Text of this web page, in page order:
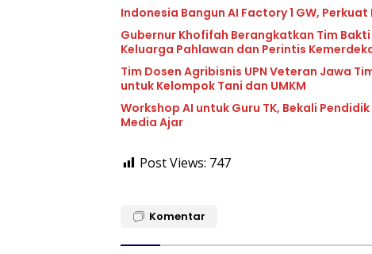
Indonesia Bangun AI Factory 1 GW,
Gubernur Khofifah Berangkatkan Tim
Keluarga Pahlawan dan Perintis
Tim Dosen Agribisnis UPN Veteran Jawa
untuk Kelompok Tani dan UMKM
Workshop AI untuk Guru TK, Bekali
Media Ajar
Post Views: 747
Komentar